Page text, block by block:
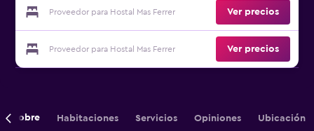
Proveedor para Hostal Mas Ferrer Ver precios
Proveedor para Hostal Mas Ferrer Ver precios
Sobre Habitaciones Servicios Opiniones Ubicación